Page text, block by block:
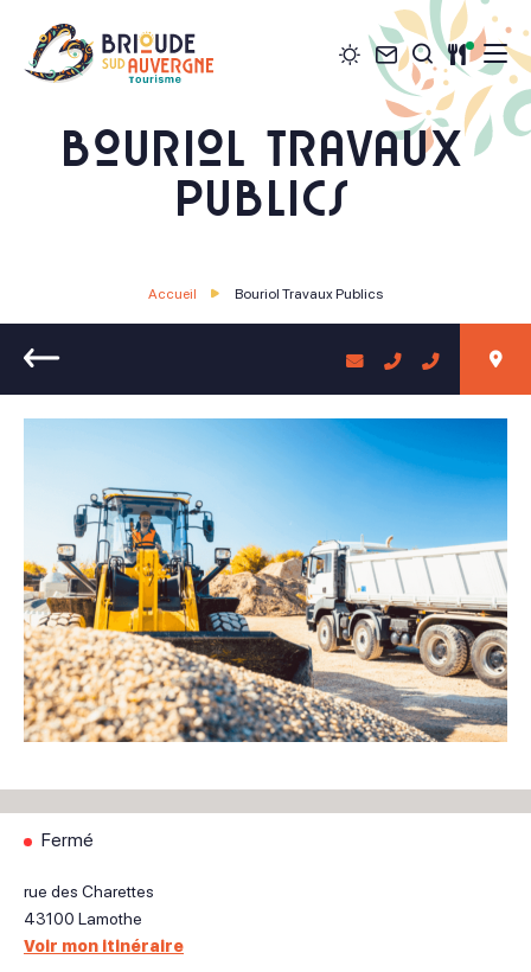
MétéoContact
Je
Bouriol Travaux
Publics
Accueil Bouriol Travaux Publics
Retour
Fermé
rue des Charettes
43100 Lamothe
Voir mon itinéraire